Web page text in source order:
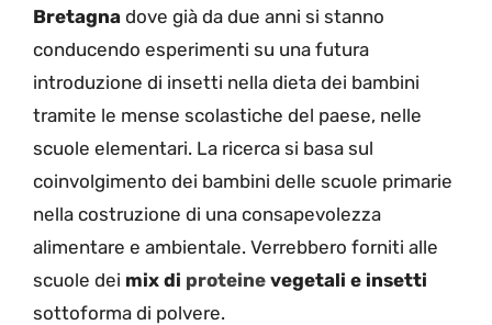
Bretagna dove già da due anni si stanno
conducendo esperimenti su una futura
introduzione di insetti nella dieta dei bambini
tramite le mense scolastiche del paese, nelle
scuole elementari. La ricerca si basa sul
coinvolgimento dei bambini delle scuole primarie
nella costruzione di una consapevolezza
alimentare e ambientale. Verrebbero forniti alle
scuole dei mix di proteine vegetali e insetti
sottoforma di polvere.